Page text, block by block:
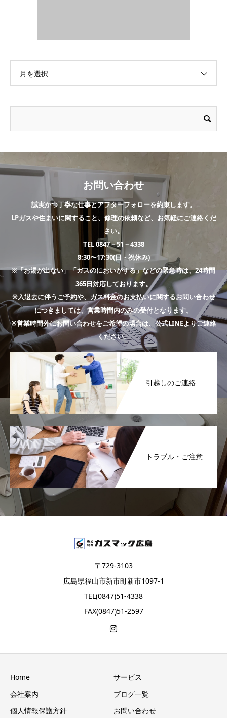
月を選択
お問い合わせ
誠実かつ丁寧な仕事とアフターフォローを約束します。
LPガスや住まいに関すること、修理の依頼など、お気軽にご連絡くだ
さい。
TEL 0847－51－4338
8:30〜17:30(日・祝休み)
※「お湯が出ない」「ガスのにおいがする」などの緊急時は、24時間
365日対応しております。
※入退去に伴うご予約や、ガス料金のお支払いに関するお問い合わせ
につきましては、営業時間内のみの受付となります。
※営業時間外にお問い合わせをご希望の場合は、公式LINEよりご連絡
ください。
引越しのご連絡
トラブル・ご注意
〒729-3103
広島県福山市新市町新市1097-1
TEL(0847)51-4338
FAX(0847)51-2597
Home
サービス
会社案内
ブログ一覧
個人情報保護方針
お問い合わせ